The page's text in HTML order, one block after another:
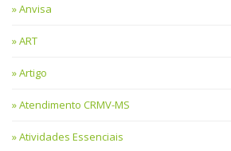
Anvisa
ART
Artigo
Atendimento CRMV-MS
Atividades Essenciais